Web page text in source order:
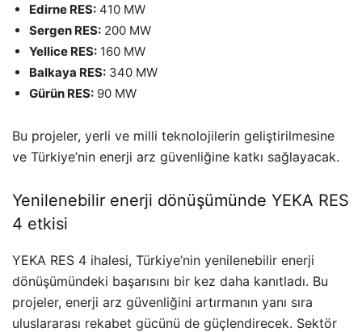
Edirne RES: 410 MW
Sergen RES: 200 MW
Yellice RES: 160 MW
Balkaya RES: 340 MW
Gürün RES: 90 MW
Bu projeler, yerli ve milli teknolojilerin geliştirilmesine
ve Türkiye’nin enerji arz güvenliğine katkı sağlayacak.
Yenilenebilir enerji dönüşümünde YEKA RES
4 etkisi
YEKA RES 4 ihalesi, Türkiye’nin yenilenebilir enerji
dönüşümündeki başarısını bir kez daha kanıtladı. Bu
projeler, enerji arz güvenliğini artırmanın yanı sıra
uluslararası rekabet gücünü de güçlendirecek. Sektör